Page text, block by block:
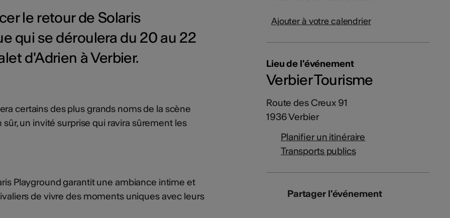
le retour de Solaris
qui se déroulera du 20 au 22
d'Adrien à Verbier.
certains des plus grands noms de la scène
un invité surprise qui ravira sûrement les
Playground garantit une ambiance intime et
de vivre des moments uniques avec leurs
Ajouter à votre calendrier
Lieu de l'événement
Verbier Tourisme
Route des Creux 91
1936 Verbier
Planifier un itinéraire
Transports publics
Partager l'événement